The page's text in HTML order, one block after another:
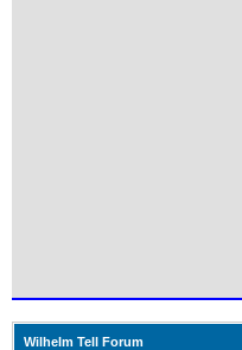
Wilhelm Tell Forum